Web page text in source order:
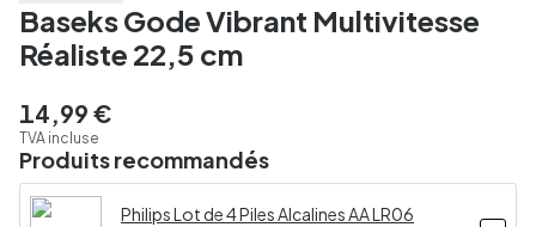
Baseks Gode Vibrant Multivitesse
Réaliste 22,5 cm
14,99 €
TVA incluse
Produits recommandés
Philips Lot de 4 Piles Alcalines AA LR06